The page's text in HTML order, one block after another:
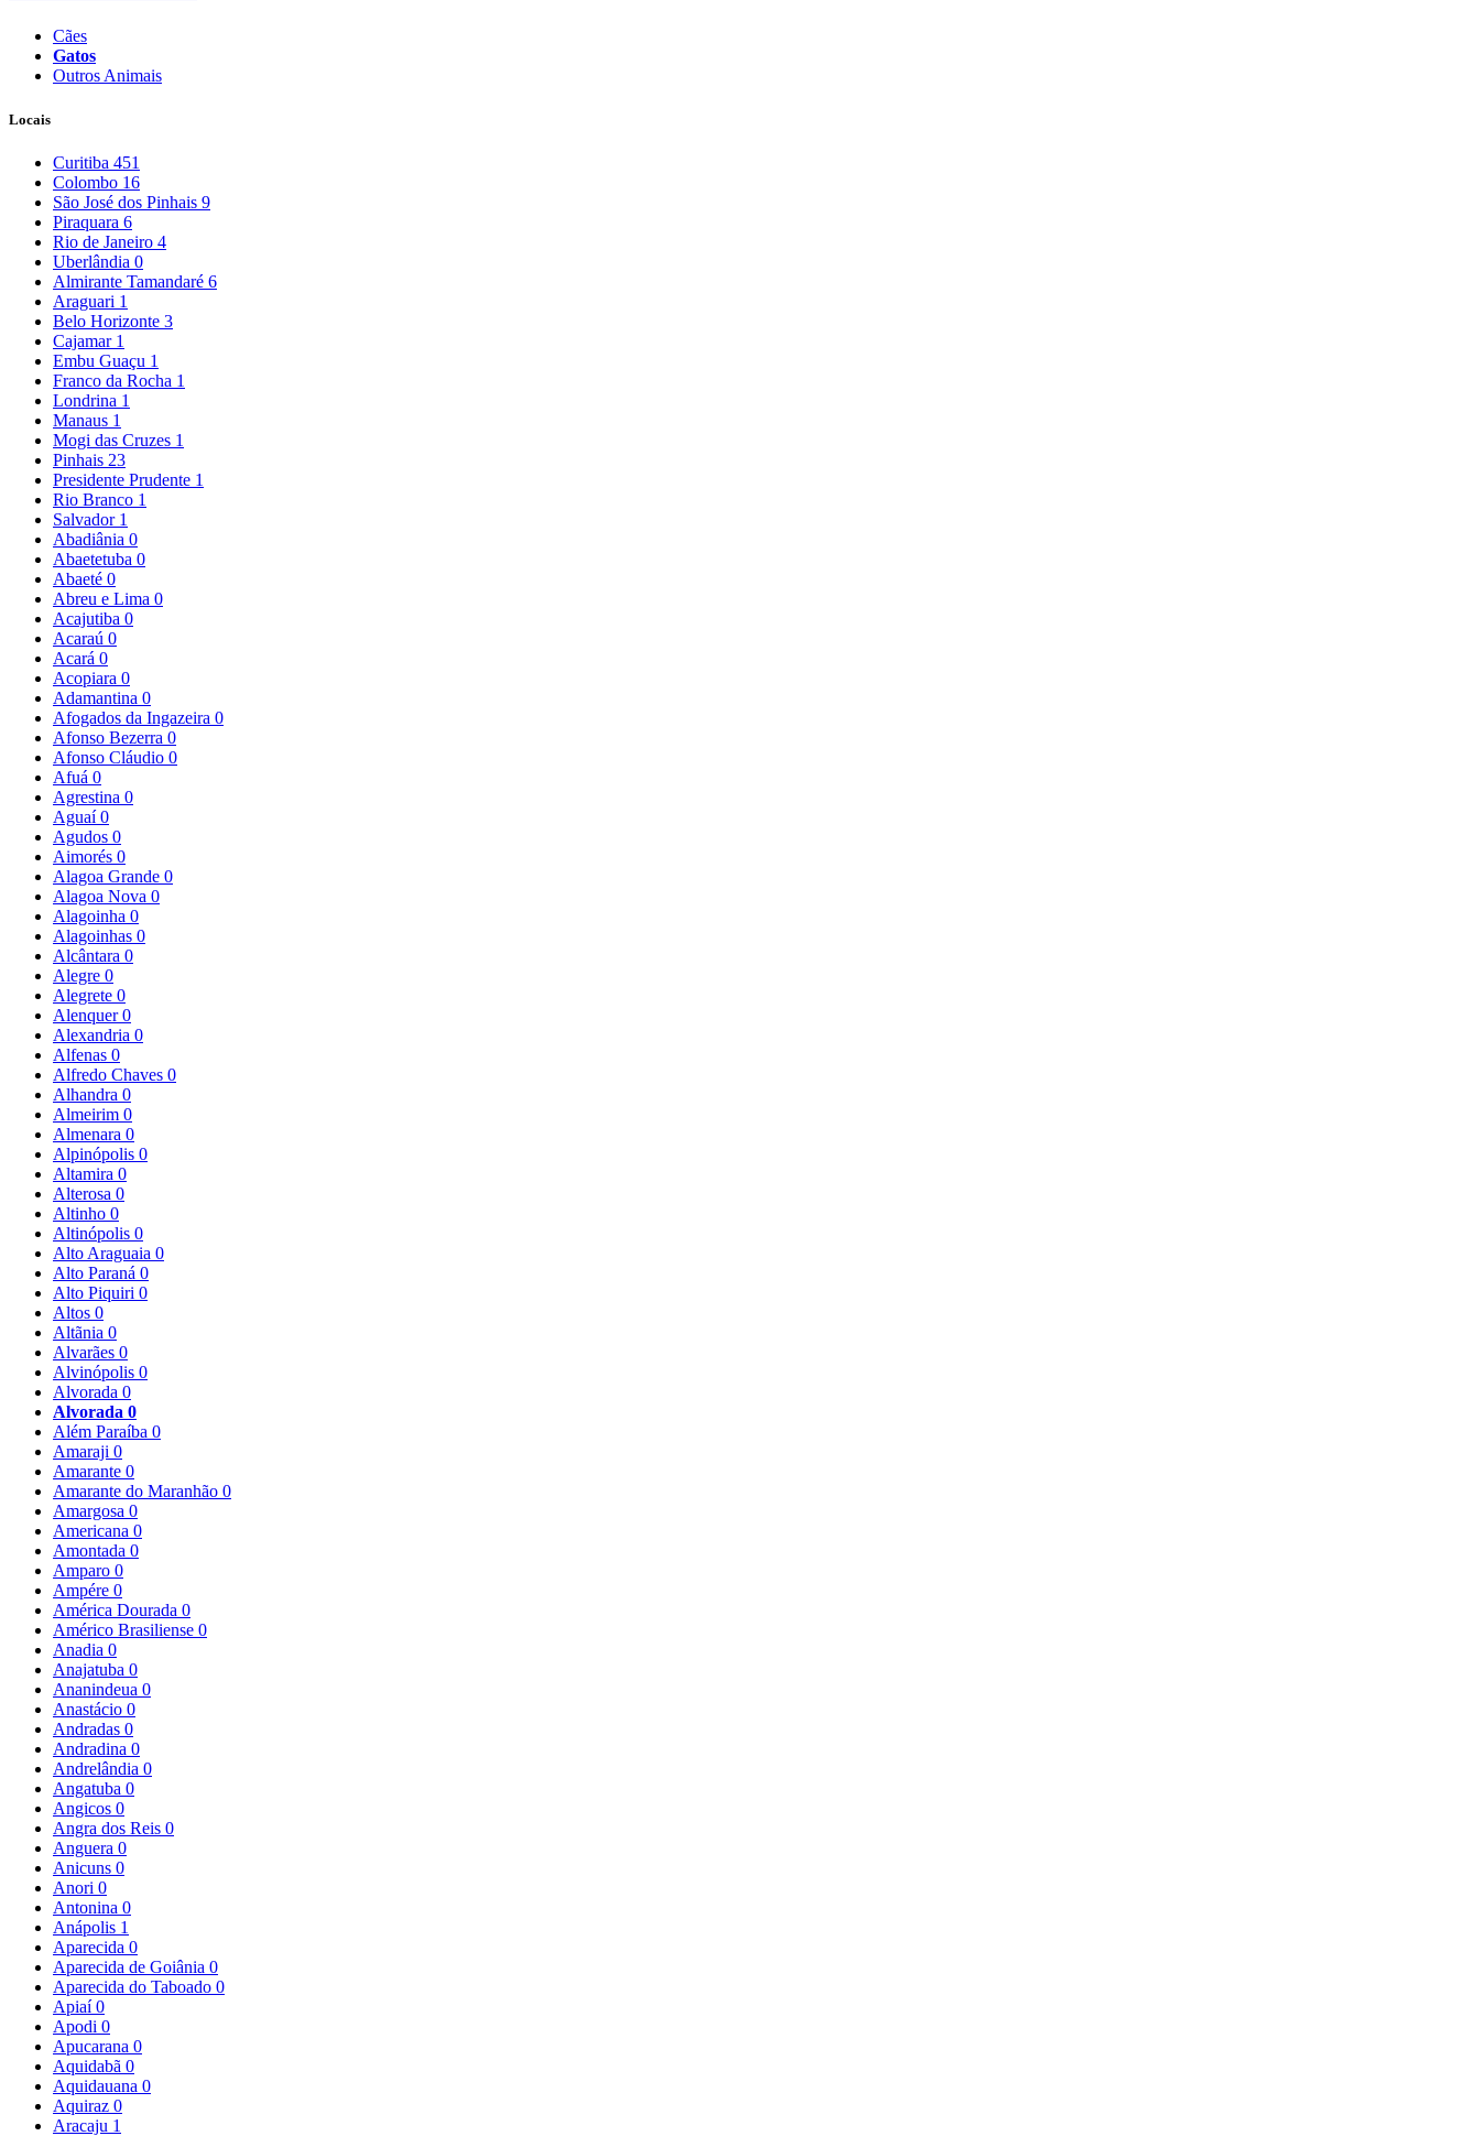
Cães
Gatos
Outros Animais
Locais
Curitiba 451
Colombo 16
São José dos Pinhais 9
Piraquara 6
Rio de Janeiro 4
Uberlândia 0
Almirante Tamandaré 6
Araguari 1
Belo Horizonte 3
Cajamar 1
Embu Guaçu 1
Franco da Rocha 1
Londrina 1
Manaus 1
Mogi das Cruzes 1
Pinhais 23
Presidente Prudente 1
Rio Branco 1
Salvador 1
Abadiânia 0
Abaetetuba 0
Abaeté 0
Abreu e Lima 0
Acajutiba 0
Acaraú 0
Acará 0
Acopiara 0
Adamantina 0
Afogados da Ingazeira 0
Afonso Bezerra 0
Afonso Cláudio 0
Afuá 0
Agrestina 0
Aguaí0
Agudos 0
Aimorés 0
Alagoa Grande 0
Alagoa Nova 0
Alagoinha 0
Alagoinhas 0
Alcântara 0
Alegre 0
Alegrete 0
Alenquer0
Alexandria 0
Alfenas 0
Alfredo Chaves 0
Alhandra 0
Almeirim 0
Almenara 0
Alpinópolis 0
Altamira 0
Alterosa 0
Altinho 0
Altinópolis 0
Alto Araguaia 0
Alto Paraná 0
Alto Piquiri 0
Altos 0
Altãnia 0
Alvarães 0
Alvinópolis 0
Alvorada 0
Alvorada 0
Além Paraíba 0
Amaraji 0
Amarante 0
Amarante do Maranhão 0
Amargosa 0
Americana 0
Amontada 0
Amparo 0
Ampére 0
América Dourada 0
Américo Brasiliense 0
Anadia 0
Anajatuba 0
Ananindeua 0
Anastácio 0
Andradas 0
Andradina 0
Andrelândia 0
Angatuba 0
Angicos 0
Angra dos Reis 0
Anguera 0
Anicuns 0
Anori 0
Antonina 0
Anápolis 1
Aparecida 0
Aparecida de Goiânia 0
Aparecida do Taboado 0
Apiaí0
Apodi 0
Apucarana 0
Aquidabã 0
Aquidauana 0
Aquiraz 0
Aracaju 1